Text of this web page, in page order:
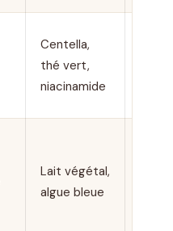
Centella,
thé vert,
niacinamide
Lait végétal,
algue bleue